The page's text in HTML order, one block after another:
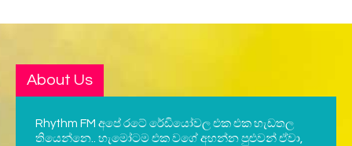
About Us
Rhythm FM අපේ රටේ රේඩියෝවල එක එක හැඩතල
තියෙන්නෙ.. හැමෝටම එක වගේ අහන්න පුළුවන් ඒවා,